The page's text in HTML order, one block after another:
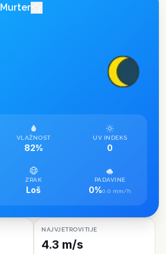
Murter
VLAŽNOST
82%
UV INDEKS
0
ZRAK
Loš
PADAVINE
0%0.0 mm/h
NAJVJETROVITIJE
4.3 m/s